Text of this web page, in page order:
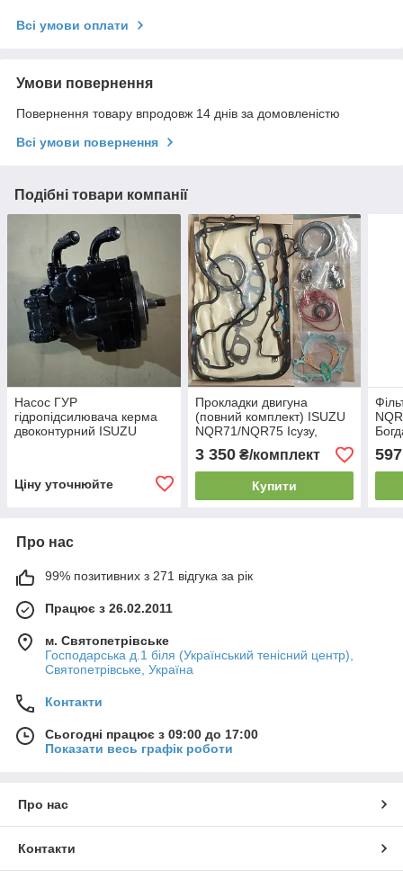
Всі умови оплати
Умови повернення
Повернення товару впродовж 14 днів за домовленістю
Всі умови повернення
Подібні товари компанії
Насос ГУР
гідропідсилювача керма
двоконтурний ISUZU
Ціну уточнюйте
Прокладки двигуна
(повний комплект) ISUZU
NQR71/NQR75 Ісузу,
Богдан А091/А092
3 350₴/комплект
Купити
597
Про нас
99% позитивних з 271 відгука за рік
Працює з 26.02.2011
м. Святопетрівське
Господарська д.1 біля (Український тенісний центр),
Святопетрівське, Україна
Контакти
Сьогодні працює з 09:00 до 17:00
Показати весь графік роботи
Про нас
Контакти